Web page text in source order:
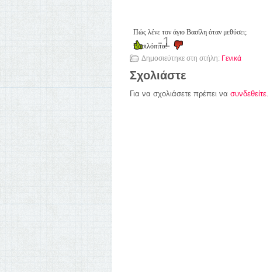
Πώς λένε τον άγιο Βασίλη όταν μεθύσει;
Βασιλόπιτα!
-1
Δημοσιεύτηκε στη στήλη: Γενικά
Σχολιάστε
Για να σχολιάσετε πρέπει να συνδεθείτε.